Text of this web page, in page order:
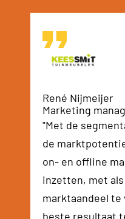
René Nijmeijer
Marketing
"Met de
de
on- en offline
inzetten, met
marktaandeel
beste resultaat